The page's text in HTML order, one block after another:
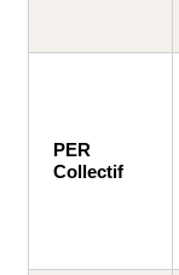
PER
Collectif